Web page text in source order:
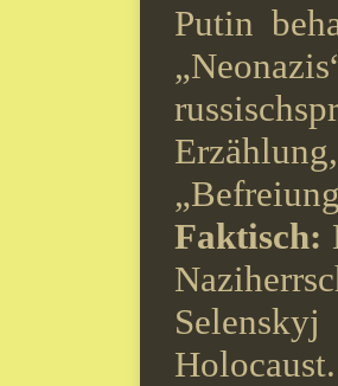
Putin
Faktisch: